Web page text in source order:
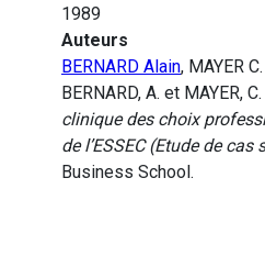
1989
Auteurs
BERNARD Alain, MAYER C.
BERNARD, A. et MAYER,
clinique des choix
de l’ESSEC (Etude de
Business School.